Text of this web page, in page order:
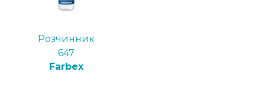
Розчинник
647
Farbex